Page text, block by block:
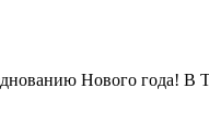
Нового года!